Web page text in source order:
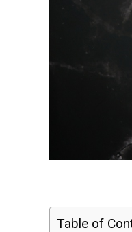
Table of